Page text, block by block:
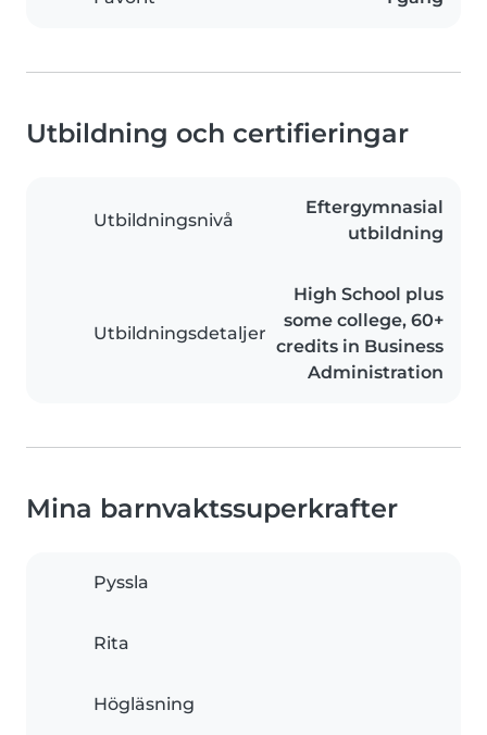
Utbildning och certifieringar
Utbildningsnivå
Eftergymnasial
utbildning
Utbildningsdetaljer
High School plus
some college, 60+
credits in Business
Administration
Mina barnvaktssuperkrafter
Pyssla
Rita
Högläsning